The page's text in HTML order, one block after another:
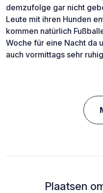
demzufolge gar nicht
Leute mit ihren Hunden
kommen natürlich
Woche für eine Nacht da
auch vormittags sehr
Plaatsen